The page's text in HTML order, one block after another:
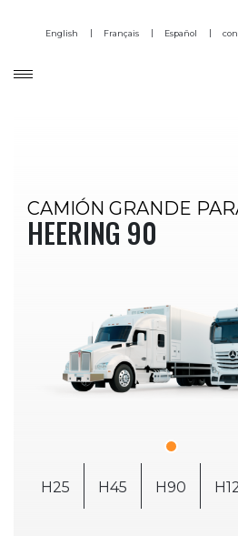
English Français Español
CAMIÓN GRANDE
HEERING 90
H25 H45 H90